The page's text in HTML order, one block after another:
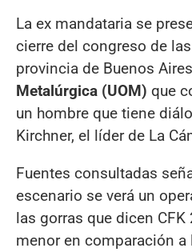
La ex mandataria se
cierre del congreso de
provincia de Buenos
Metalúrgica (UOM) que
un hombre que tiene
Kirchner, el líder de La
Fuentes consultadas
escenario se verá un
las gorras que dicen
menor en comparación a